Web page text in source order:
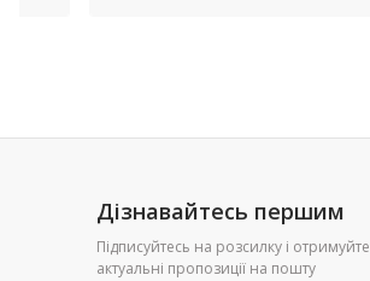
Дізнавайтесь першим
Підписуйтесь на розсилку і отримуйте
актуальні пропозиції на пошту